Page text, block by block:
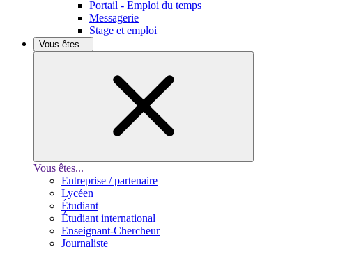
Portail - Emploi du temps
Messagerie
Stage et emploi
Vous êtes...
Vous êtes...
Entreprise / partenaire
Lycéen
Étudiant
Étudiant international
Enseignant-Chercheur
Journaliste